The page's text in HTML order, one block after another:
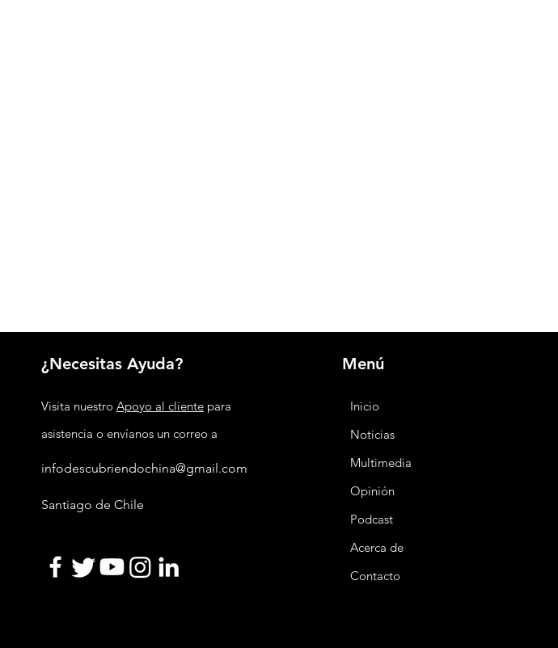
¿Necesitas Ayuda?
Visita nuestro Apoyo al clientepara
asistencia o envíanos un correo a
infodescubriendochina@gmail.com
Santiago de Chile
Menú
Inicio
Noticias
Multimedia
Opinión
Podcast
Acerca de
Contacto